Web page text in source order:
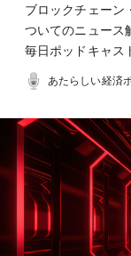
ブロックチェーン
ついてのニュース
毎日ポッドキャ